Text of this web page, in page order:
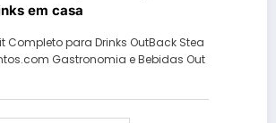
em casa
Completo para Drinks OutBack Stea
Gastronomia e Bebidas Out